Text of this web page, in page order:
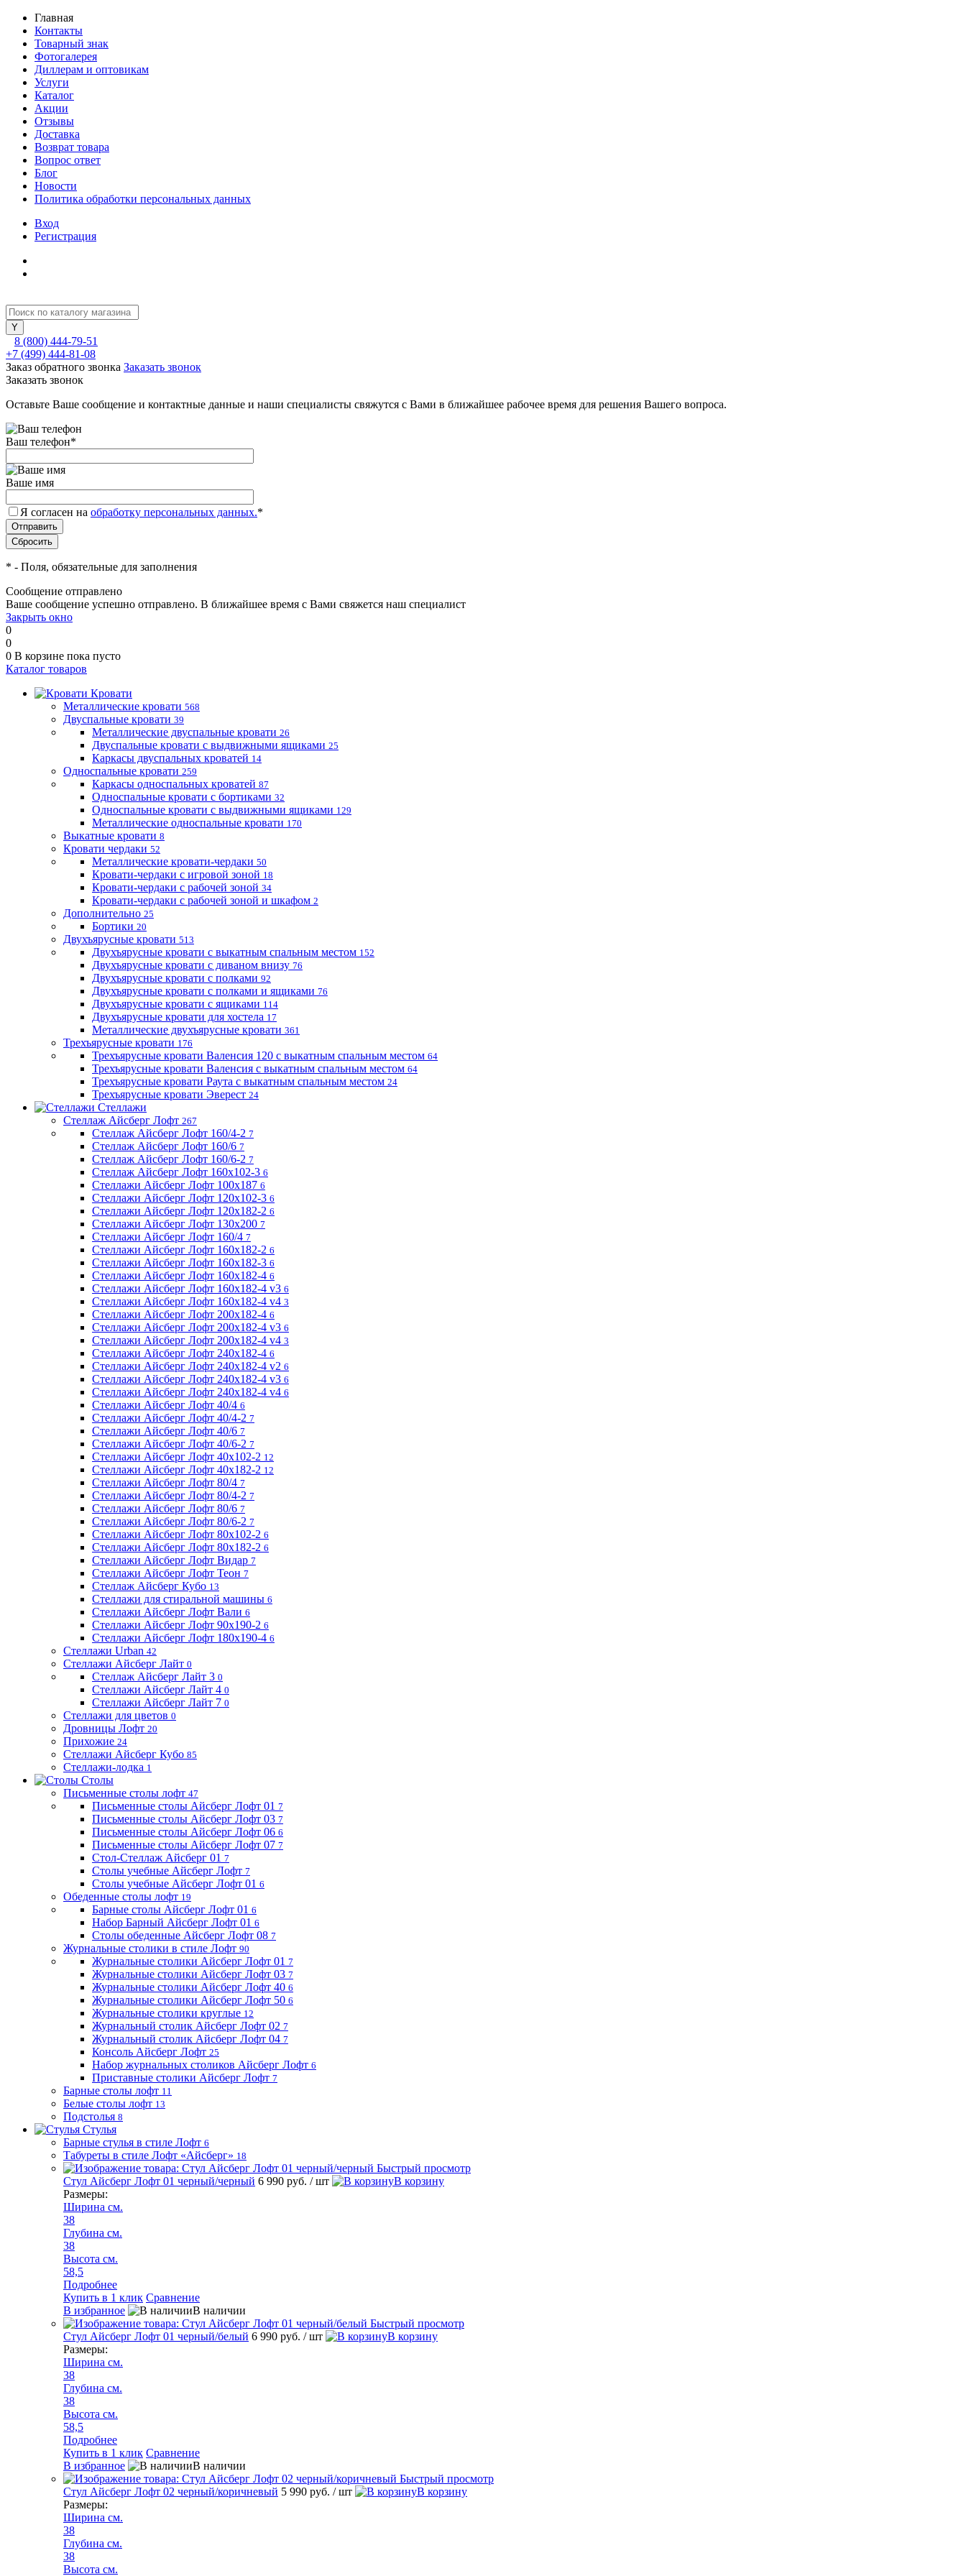
Главная
Контакты
Товарный знак
Фотогалерея
Диллерам и оптовикам
Услуги
Каталог
Акции
Отзывы
Доставка
Возврат товара
Вопрос ответ
Блог
Новости
Политика обработки персональных данных
Вход
Регистрация
8 (800) 444-79-51
+7 (499) 444-81-08
Заказ обратного звонка Заказать звонок
Заказать звонок
Оставьте Ваше сообщение и контактные данные и наши специалисты свяжутся с Вами в ближайшее рабочее время для решения Вашего вопроса.
Ваш телефон*
Ваше имя
Я согласен на обработку персональных данных.*
* - Поля, обязательные для заполнения
Сообщение отправлено
Ваше сообщение успешно отправлено. В ближайшее время с Вами свяжется наш специалист
Закрыть окно
0
0
0 В корзине пока пусто
Каталог товаров
Кровати
Металлические кровати 568
Двуспальные кровати 39
Металлические двуспальные кровати 26
Двуспальные кровати с выдвижными ящиками 25
Каркасы двуспальных кроватей 14
Односпальные кровати 259
Каркасы односпальных кроватей 87
Односпальные кровати с бортиками 32
Односпальные кровати с выдвижными ящиками 129
Металлические односпальные кровати 170
Выкатные кровати 8
Кровати чердаки 52
Металлические кровати-чердаки 50
Кровати-чердаки с игровой зоной 18
Кровати-чердаки с рабочей зоной 34
Кровати-чердаки с рабочей зоной и шкафом 2
Дополнительно 25
Бортики 20
Двухъярусные кровати 513
Двухъярусные кровати с выкатным спальным местом 152
Двухъярусные кровати с диваном внизу 76
Двухъярусные кровати с полками 92
Двухъярусные кровати с полками и ящиками 76
Двухъярусные кровати с ящиками 114
Двухъярусные кровати для хостела 17
Металлические двухъярусные кровати 361
Трехъярусные кровати 176
Трехъярусные кровати Валенсия 120 с выкатным спальным местом 64
Трехъярусные кровати Валенсия с выкатным спальным местом 64
Трехъярусные кровати Раута с выкатным спальным местом 24
Трехъярусные кровати Эверест 24
Стеллажи
Стеллаж Айсберг Лофт 267
Стеллаж Айсберг Лофт 160/4-2 7
Стеллаж Айсберг Лофт 160/6 7
Стеллаж Айсберг Лофт 160/6-2 7
Стеллаж Айсберг Лофт 160х102-3 6
Стеллажи Айсберг Лофт 100х187 6
Стеллажи Айсберг Лофт 120х102-3 6
Стеллажи Айсберг Лофт 120х182-2 6
Стеллажи Айсберг Лофт 130х200 7
Стеллажи Айсберг Лофт 160/4 7
Стеллажи Айсберг Лофт 160х182-2 6
Стеллажи Айсберг Лофт 160х182-3 6
Стеллажи Айсберг Лофт 160х182-4 6
Стеллажи Айсберг Лофт 160х182-4 v3 6
Стеллажи Айсберг Лофт 160х182-4 v4 3
Стеллажи Айсберг Лофт 200х182-4 6
Стеллажи Айсберг Лофт 200х182-4 v3 6
Стеллажи Айсберг Лофт 200х182-4 v4 3
Стеллажи Айсберг Лофт 240х182-4 6
Стеллажи Айсберг Лофт 240х182-4 v2 6
Стеллажи Айсберг Лофт 240х182-4 v3 6
Стеллажи Айсберг Лофт 240х182-4 v4 6
Стеллажи Айсберг Лофт 40/4 6
Стеллажи Айсберг Лофт 40/4-2 7
Стеллажи Айсберг Лофт 40/6 7
Стеллажи Айсберг Лофт 40/6-2 7
Стеллажи Айсберг Лофт 40х102-2 12
Стеллажи Айсберг Лофт 40х182-2 12
Стеллажи Айсберг Лофт 80/4 7
Стеллажи Айсберг Лофт 80/4-2 7
Стеллажи Айсберг Лофт 80/6 7
Стеллажи Айсберг Лофт 80/6-2 7
Стеллажи Айсберг Лофт 80х102-2 6
Стеллажи Айсберг Лофт 80х182-2 6
Стеллажи Айсберг Лофт Видар 7
Стеллажи Айсберг Лофт Теон 7
Стеллаж Айсберг Кубо 13
Стеллажи для стиральной машины 6
Стеллажи Айсберг Лофт Вали 6
Стеллажи Айсберг Лофт 90х190-2 6
Стеллажи Айсберг Лофт 180х190-4 6
Стеллажи Urban 42
Стеллажи Айсберг Лайт 0
Стеллаж Айсберг Лайт 3 0
Стеллажи Айсберг Лайт 4 0
Стеллажи Айсберг Лайт 7 0
Стеллажи для цветов 0
Дровницы Лофт 20
Прихожие 24
Стеллажи Айсберг Кубо 85
Стеллажи-лодка 1
Столы
Письменные столы лофт 47
Письменные столы Айсберг Лофт 01 7
Письменные столы Айсберг Лофт 03 7
Письменные столы Айсберг Лофт 06 6
Письменные столы Айсберг Лофт 07 7
Стол-Стеллаж Айсберг 01 7
Столы учебные Айсберг Лофт 7
Столы учебные Айсберг Лофт 01 6
Обеденные столы лофт 19
Барные столы Айсберг Лофт 01 6
Набор Барный Айсберг Лофт 01 6
Столы обеденные Айсберг Лофт 08 7
Журнальные столики в стиле Лофт 90
Журнальные столики Айсберг Лофт 01 7
Журнальные столики Айсберг Лофт 03 7
Журнальные столики Айсберг Лофт 40 6
Журнальные столики Айсберг Лофт 50 6
Журнальные столики круглые 12
Журнальный столик Айсберг Лофт 02 7
Журнальный столик Айсберг Лофт 04 7
Консоль Айсберг Лофт 25
Набор журнальных столиков Айсберг Лофт 6
Приставные столики Айсберг Лофт 7
Барные столы лофт 11
Белые столы лофт 13
Подстолья 8
Стулья
Барные стулья в стиле Лофт 6
Табуреты в стиле Лофт «Айсберг» 18
Быстрый просмотр
Стул Айсберг Лофт 01 черный/черный 6 990 руб. / шт
В корзину
Размеры:
Ширина см.
38
Глубина см.
38
Высота см.
58,5
Подробнее
Купить в 1 клик Сравнение
В избранное
В наличии
Быстрый просмотр
Стул Айсберг Лофт 01 черный/белый 6 990 руб. / шт
В корзину
Размеры:
Ширина см.
38
Глубина см.
38
Высота см.
58,5
Подробнее
Купить в 1 клик Сравнение
В избранное
В наличии
Быстрый просмотр
Стул Айсберг Лофт 02 черный/коричневый 5 990 руб. / шт
В корзину
Размеры:
Ширина см.
38
Глубина см.
38
Высота см.